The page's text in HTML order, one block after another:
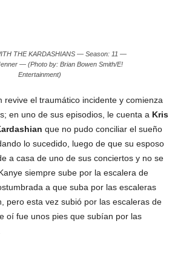
THE KARDASHIANS — Season: 11 —
— (Photo by: Brian Bowen Smith/E!
Entertainment)
revive el traumático incidente y comienza
en uno de sus episodios, le cuenta a Kris
que no pudo conciliar el sueño
lo sucedido, luego de que su esposo
a casa de uno de sus conciertos y no se
siempre sube por la escalera de
a que suba por las escaleras
pero esta vez subió por las escaleras de
oí fue unos pies que subían por las